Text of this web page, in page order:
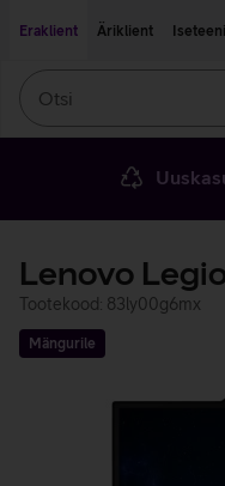
Eraklient
Äriklient
Lenovo
Tootekood: 83ly00g6mx
Mängurile